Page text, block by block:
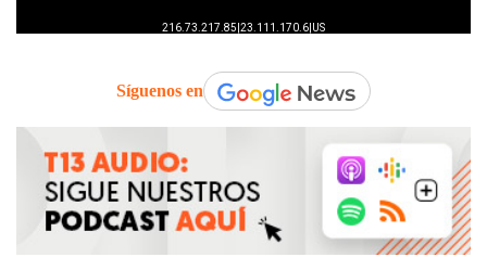
Síguenos en